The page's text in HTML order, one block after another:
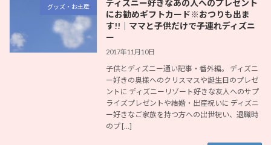
グッズ・お土産
ディズニー好きなあの人へのプレゼント
にお勧めギフトカード※おつりも出ま
す!!｜ママと子供だけで子連れディズニ
ー
2017年11月10日
子供とディズニー通い記事・番外編。 ディズニ
ー好きの奥様へのクリスマスや誕生日のプレゼ
ントに ディズニーリゾート好きな友人へのサプ
ライズプレゼントや結婚・出産祝いに ディズニ
ー好きなご家族を持つ方への出世祝い、退職時
のプ […]